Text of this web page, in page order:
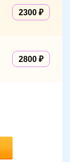
2300
2800